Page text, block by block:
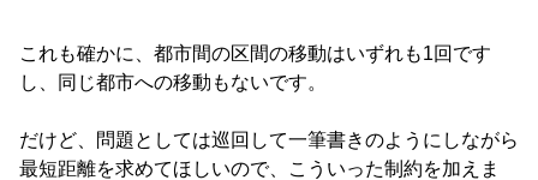
これも確かに、都市間の区間の移動はいずれも1回です
し、同じ都市への移動もないです。
だけど、問題としては巡回して一筆書きのようにしながら
最短距離を求めてほしいので、こういった制約を加えま